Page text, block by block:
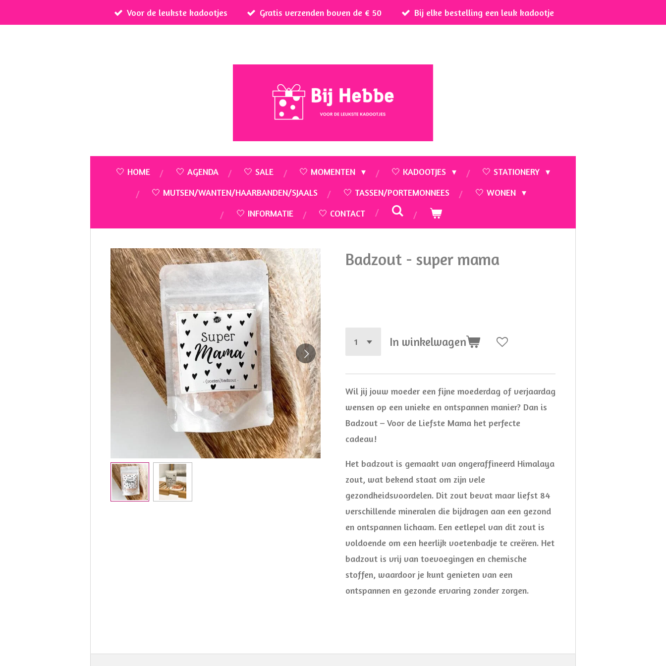
Voor de leukste kadootjes Gratis verzenden boven de € 50 Bij elke bestelling een leuk kadootje
🤍 HOME 🤍 AGENDA 🤍 SALE 🤍 MOMENTEN 🤍 KADOOTJES
🤍 STATIONERY
🤍 MUTSEN/WANTEN/HAARBANDEN/SJAALS
🤍 TASSEN/PORTEMONNEES
🤍 WONEN
🤍 INFORMATIE
🤍 CONTACT
Badzout - super mama
In winkelwagen
Wil jij jouw moeder een fijne moederdag of verjaardag
wensen op een unieke en ontspannen manier? Dan is
Badzout – Voor de Liefste Mama het perfecte
cadeau!
Het badzout is gemaakt van ongeraffineerd Himalaya
zout, wat bekend staat om zijn vele
gezondheidsvoordelen. Dit zout bevat maar liefst 84
verschillende mineralen die bijdragen aan een gezond
en ontspannen lichaam. Een eetlepel van dit zout is
voldoende om een heerlijk voetenbadje te creëren. Het
badzout is vrij van toevoegingen en chemische
stoffen, waardoor je kunt genieten van een
ontspannen en gezonde ervaring zonder zorgen.